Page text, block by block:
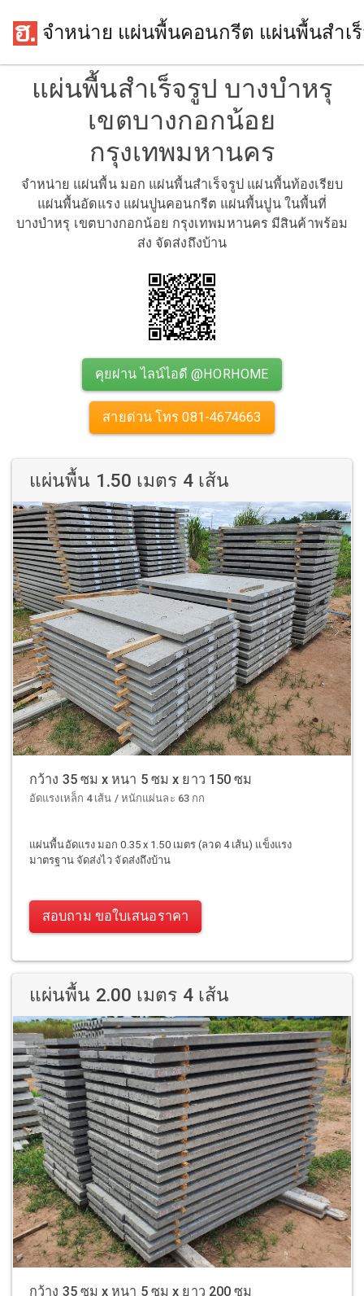
จำหน่าย แผ่นพื้นคอนกรีต แผ่นพื้นสำเ
แผ่นพื้นสำเร็จรูป บางบำหรุ
เขตบางกอกน้อย
กรุงเทพมหานคร
จำหน่าย แผ่นพื้น มอก แผ่นพื้นสำเร็จรูป แผ่นพื้นท้องเรียบ
แผ่นพื้นอัดแรง แผ่นปูนคอนกรีต แผ่นพื้นปูน ในพื้นที่
บางบำหรุ เขตบางกอกน้อย กรุงเทพมหานคร มีสินค้าพร้อม
ส่ง จัดส่งถึงบ้าน
คุยผ่าน ไลน์ไอดี @HORHOME
สายด่วน โทร 081-4674663
แผ่นพื้น 1.50 เมตร 4 เส้น
กว้าง 35 ซม x หนา 5 ซม x ยาว 150 ซม
อัดแรงเหล็ก 4 เส้น / หนักแผ่นละ 63 กก
แผ่นพื้นอัดแรง มอก 0.35 x 1.50 เมตร (ลวด 4 เส้น) แข็งแรง
มาตรฐาน จัดส่งไว จัดส่งถึงบ้าน
สอบถาม ขอใบเสนอราคา
แผ่นพื้น 2.00 เมตร 4 เส้น
กว้าง 35 ซม x หนา 5 ซม x ยาว 200 ซม